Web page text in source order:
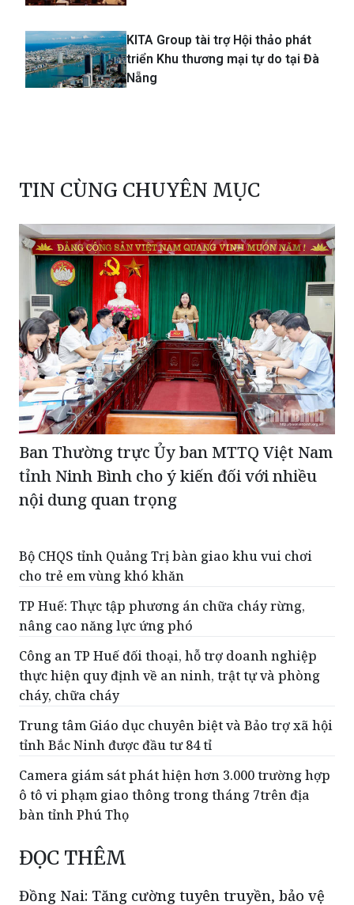
KITA Group tài trợ Hội thảo phát
triển Khu thương mại tự do tại Đà
Nẵng
TIN CÙNG CHUYÊN MỤC
Ban Thường trực Ủy ban MTTQ Việt Nam
tỉnh Ninh Bình cho ý kiến đối với nhiều
nội dung quan trọng
Bộ CHQS tỉnh Quảng Trị bàn giao khu vui chơi
cho trẻ em vùng khó khăn
TP Huế: Thực tập phương án chữa cháy rừng,
nâng cao năng lực ứng phó
Công an TP Huế đối thoại, hỗ trợ doanh nghiệp
thực hiện quy định về an ninh, trật tự và phòng
cháy, chữa cháy
Trung tâm Giáo dục chuyên biệt và Bảo trợ xã hội
tỉnh Bắc Ninh được đầu tư 84 tỉ
Camera giám sát phát hiện hơn 3.000 trường hợp
ô tô vi phạm giao thông trong tháng 7trên địa
bàn tỉnh Phú Thọ
ĐỌC THÊM
Đồng Nai: Tăng cường tuyên truyền, bảo vệ